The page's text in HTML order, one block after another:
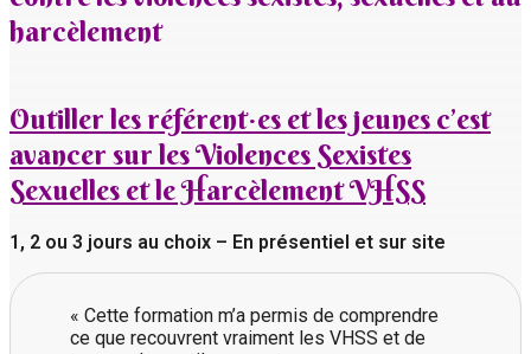
harcèlement
Outiller les référent·es et les jeunes c’est
avancer sur les Violences Sexistes
Sexuelles et le Harcèlement VHSS
1, 2 ou 3 jours au choix – En présentiel et sur site
« Cette formation m’a permis de comprendre
ce que recouvrent vraiment les VHSS et de